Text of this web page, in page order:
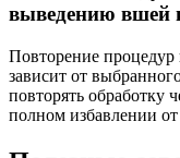
выведению вшей
Повторение
зависит от
повторять обработку
полном избавлении от